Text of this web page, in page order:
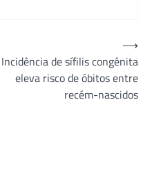
Incidência de sífilis congênita
eleva risco de óbitos entre
recém-nascidos
⟶